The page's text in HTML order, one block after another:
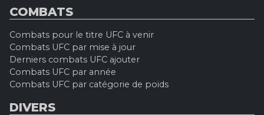
COMBATS
Combats pour le titre UFC à venir
Combats UFC par mise à jour
Derniers combats UFC ajouter
Combats UFC par année
Combats UFC par catégorie de poids
DIVERS